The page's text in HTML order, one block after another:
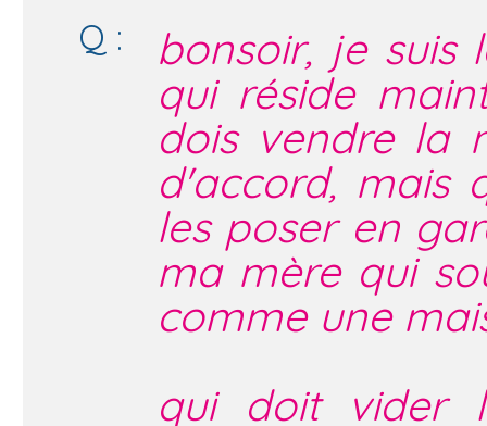
Q :
bonsoir, je
qui réside
dois vendre la
d'accord, mais
les poser en
ma mère qui
comme une
qui doit vider